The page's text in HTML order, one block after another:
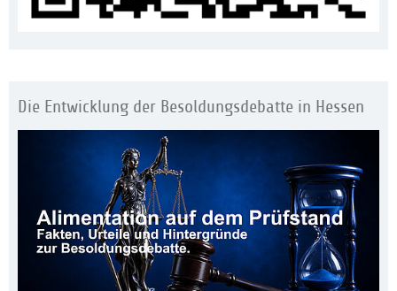
Die Entwicklung der Besoldungsdebatte in Hessen